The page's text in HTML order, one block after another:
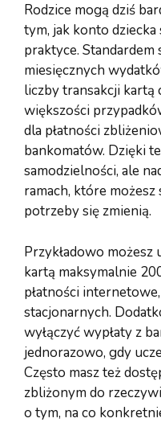
Rodzice mogą dziś
tym, jak konto
praktyce.
miesięcznych
liczby transakcji
większości
dla płatności
bankomatów. Dzięki
samodzielności, ale
ramach, które
potrzeby się zmienią.
Przykładowo możesz
kartą maksymalnie
płatności
stacjonarnych.
wyłączyć wypłaty z
jednorazowo, gdy
Często masz też
zbliżonym do
o tym, na co